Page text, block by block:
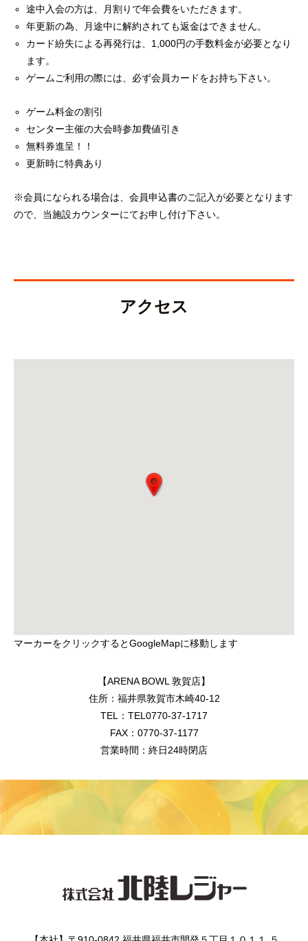
途中入会の方は、月割りで年会費をいただきます。
年更新の為、月途中に解約されても返金はできません。
カード紛失による再発行は、1,000円の手数料金が必要となり
ます。
ゲームご利用の際には、必ず会員カードをお持ち下さい。
ゲーム料金の割引
センター主催の大会時参加費値引き
無料券進呈！！
更新時に特典あり
※会員になられる場合は、会員申込書のご記入が必要となります
ので、当施設カウンターにてお申し付け下さい。
アクセス
マーカーをクリックするとGoogleMapに移動します
【ARENA BOWL 敦賀店】
住所：福井県敦賀市木崎40-12
TEL：TEL0770-37-1717
FAX：0770-37-1177
営業時間：終日24時閉店